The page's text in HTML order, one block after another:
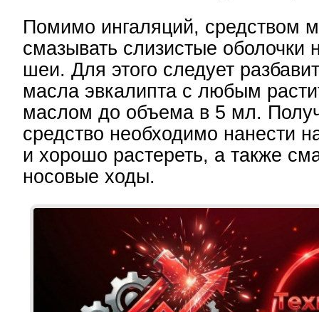
Помимо ингаляций, средством
смазывать слизистые оболочки
шеи. Для этого следует
масла эвкалипта с любым
маслом до объема в 5 мл.
средство необходимо нанести
и хорошо растереть, а также
носовые ходы.